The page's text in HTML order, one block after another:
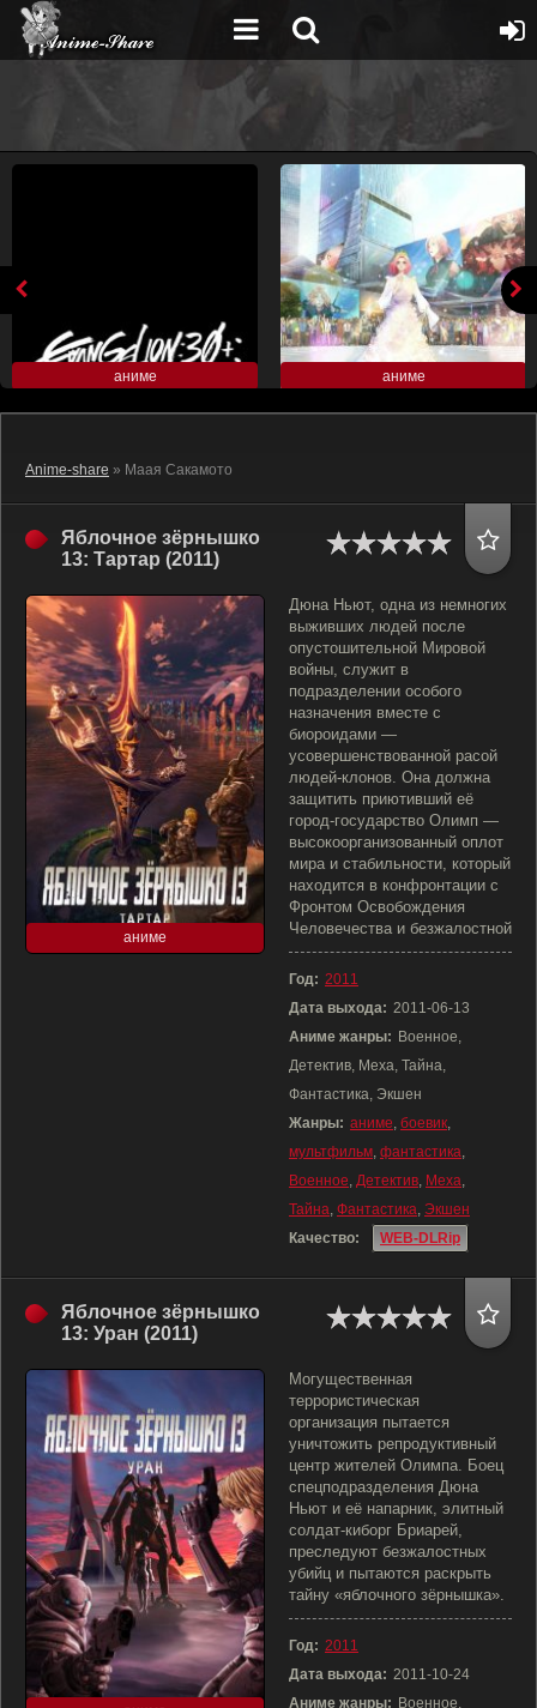
аниме аниме
Anime-share » Маая Сакамото
Яблочное зёрнышко
13: Тартар (2011)
аниме
Дюна Ньют, одна из немногих
выживших людей после
опустошительной Мировой
войны, служит в
подразделении особого
назначения вместе с
биороидами —
усовершенствованной расой
людей-клонов. Она должна
защитить приютивший её
город-государство Олимп —
высокоорганизованный оплот
мира и стабильности, который
находится в конфронтации с
Фронтом Освобождения
Человечества и безжалостной
Год: 2011
Дата выхода: 2011-06-13
Аниме жанры: Военное,
Детектив, Меха, Тайна,
Фантастика, Экшен
Жанры: аниме, боевик,
мультфильм, фантастика,
Военное, Детектив, Меха,
Тайна, Фантастика, Экшен
Качество:
WEB-DLRip
Яблочное зёрнышко
13: Уран (2011)
Могущественная
террористическая
организация пытается
уничтожить репродуктивный
центр жителей Олимпа. Боец
спецподразделения Дюна
Ньют и её напарник, элитный
солдат-киборг Бриарей,
преследуют безжалостных
убийц и пытаются раскрыть
тайну «яблочного зёрнышка».
Год: 2011
Дата выхода: 2011-10-24
Аниме жанры: Военное,